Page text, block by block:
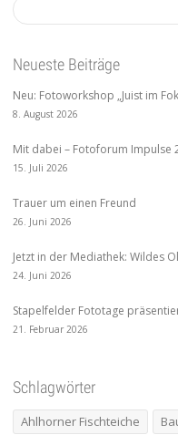
Neueste Beiträge
Neu: Fotoworkshop „Juist im
8. August 2026
Mit dabei – Fotoforum Impulse
15. Juli 2026
Trauer um einen Freund
26. Juni 2026
Jetzt in der Mediathek: Wildes
24. Juni 2026
Stapelfelder Fototage
21. Februar 2026
Schlagwörter
Ahlhorner Fischteiche